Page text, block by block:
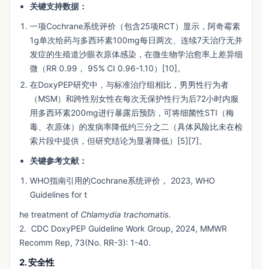
关键支持数据：
一项Cochrane系统评价（包含25项RCT）显示，阿奇霉素
1g单次给药与多西环素100mg每日两次、连续7天治疗无并
发症的生殖道沙眼衣原体感染，在微生物学治愈率上差异细
微（RR 0.99， 95% CI 0.96-1.10）[10]。
在DoxyPEP研究中，与标准治疗组相比，男男性行为者
（MSM）和跨性别女性在每次无保护性行为后72小时内服
用多西环素200mg进行暴露后预防，可将细菌性STI（梅
毒、衣原体）的发病率降低约三分之二（具体风险比未在检
索片段中提供，但研究结论为显著降低）[5][7]。
关键参考文献：
WHO指南引用的Cochrane系统评价， 2023, WHO
Guidelines for t
he treatment of Chlamydia trachomatis.
2.  CDC DoxyPEP Guideline Work Group, 2024, MMWR
Recomm Rep, 73(No. RR-3): 1-40.
2. 安全性